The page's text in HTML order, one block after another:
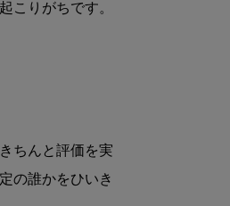
こりがちです。
ちんと評価を実
の誰かをひいき